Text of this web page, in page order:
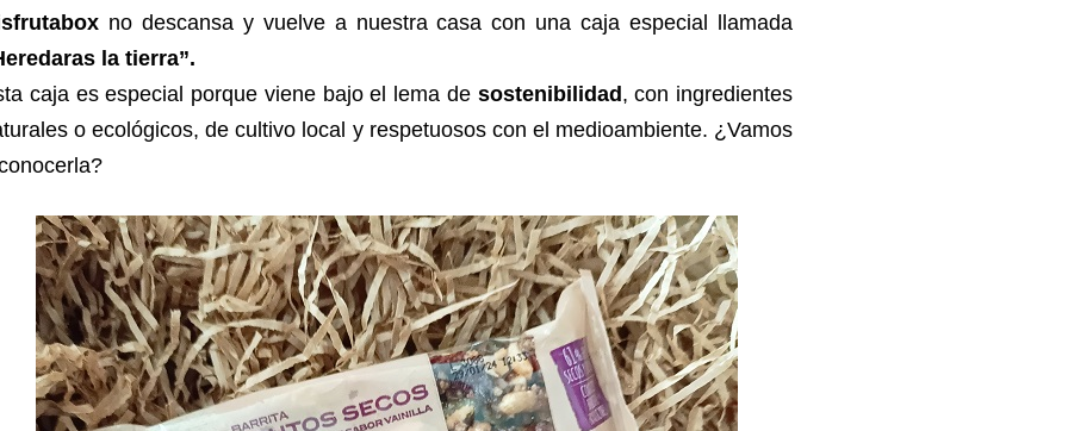
no descansa y vuelve a nuestra casa con una caja especial llamada
la tierra”.
caja es especial porque viene bajo el lema de sostenibilidad , con ingredientes
o ecológicos, de cultivo local y respetuosos con el medioambiente. ¿Vamos